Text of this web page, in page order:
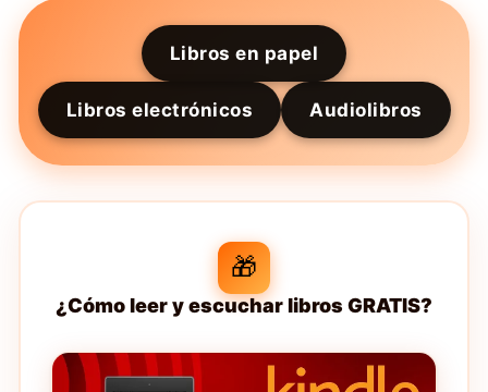
Libros en papel
Libros electrónicos Audiolibros
🎁
¿Cómo leer y escuchar libros GRATIS?